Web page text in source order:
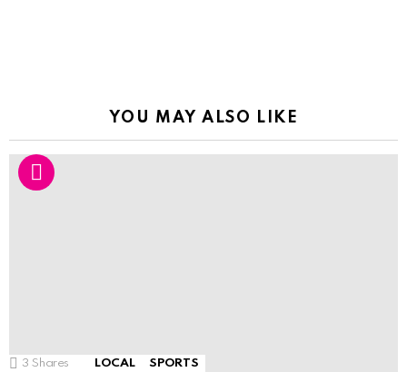
YOU MAY ALSO LIKE
3 Shares LOCAL SPORTS